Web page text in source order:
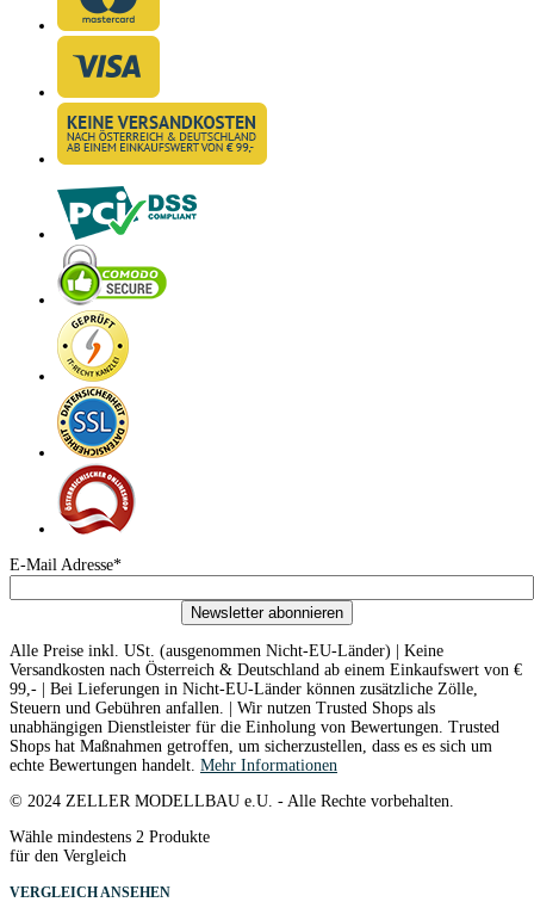
E-Mail Adresse*
Newsletter abonnieren
Alle Preise inkl. USt. (ausgenommen Nicht-EU-Länder) | Keine
Versandkosten nach Österreich & Deutschland ab einem Einkaufswert von €
99,- | Bei Lieferungen in Nicht-EU-Länder können zusätzliche Zölle,
Steuern und Gebühren anfallen. | Wir nutzen Trusted Shops als
unabhängigen Dienstleister für die Einholung von Bewertungen. Trusted
Shops hat Maßnahmen getroffen, um sicherzustellen, dass es es sich um
echte Bewertungen handelt. Mehr Informationen
© 2024 ZELLER MODELLBAU e.U. - Alle Rechte vorbehalten.
Wähle mindestens 2 Produkte
für den Vergleich
VERGLEICH ANSEHEN